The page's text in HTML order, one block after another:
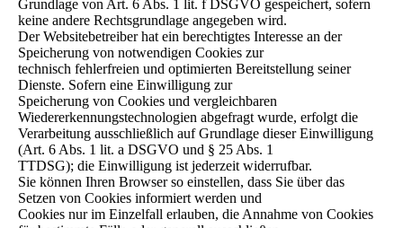
Grundlage von Art. 6 Abs. 1 lit. f DSGVO gespeichert, sofern
keine andere Rechtsgrundlage angegeben wird.
Der Websitebetreiber hat ein berechtigtes Interesse an der
Speicherung von notwendigen Cookies zur
technisch fehlerfreien und optimierten Bereitstellung seiner
Dienste. Sofern eine Einwilligung zur
Speicherung von Cookies und vergleichbaren
Wiedererkennungstechnologien abgefragt wurde, erfolgt die
Verarbeitung ausschließlich auf Grundlage dieser Einwilligung
(Art. 6 Abs. 1 lit. a DSGVO und § 25 Abs. 1
TTDSG); die Einwilligung ist jederzeit widerrufbar.
Sie können Ihren Browser so einstellen, dass Sie über das
Setzen von Cookies informiert werden und
Cookies nur im Einzelfall erlauben, die Annahme von Cookies